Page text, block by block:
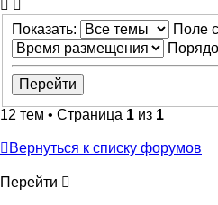
Показать:
Поле
12 тем • Страница 1 из 1
Вернуться к списку форумов
Перейти